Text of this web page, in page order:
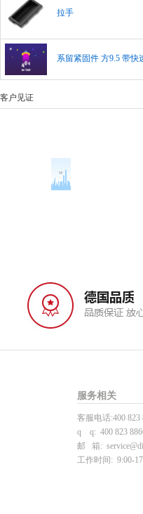
拉手
系留紧固件 方9.5 带快
客户见证
服务相关
客服电话:400 823
q q: 400 823
邮 箱:
工作时间: 9:00-